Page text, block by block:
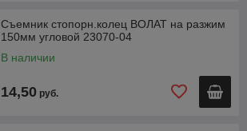
Съемник стопорн.колец ВОЛАТ на разжим
150мм угловой 23070-04
В наличии
14,50 руб.